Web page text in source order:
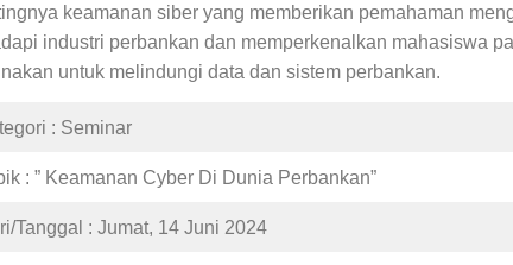
keamanan siber yang memberikan pemahaman
industri perbankan dan memperkenalkan mahasiswa
untuk melindungi data dan sistem perbankan.
: Seminar
: ” Keamanan Cyber Di Dunia Perbankan”
Tanggal : Jumat, 14 Juni 2024